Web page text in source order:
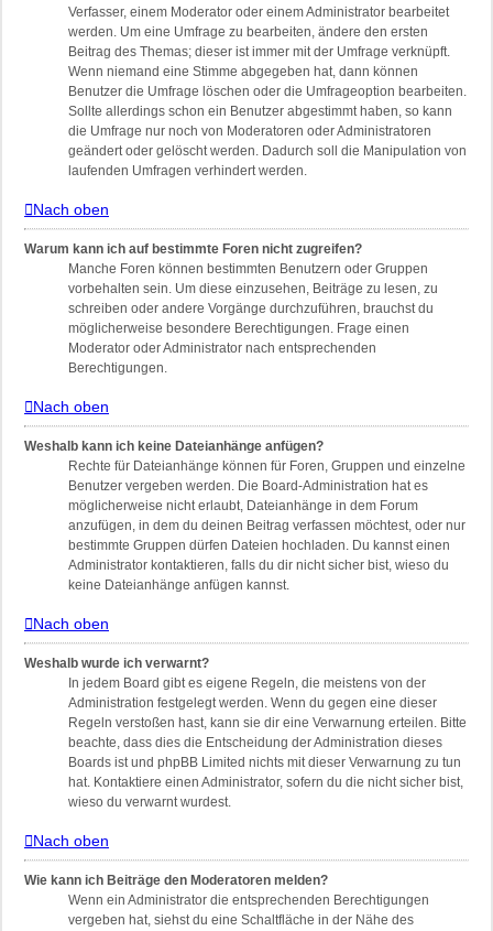
Verfasser, einem Moderator oder einem Administrator bearbeitet
werden. Um eine Umfrage zu bearbeiten, ändere den ersten
Beitrag des Themas; dieser ist immer mit der Umfrage verknüpft.
Wenn niemand eine Stimme abgegeben hat, dann können
Benutzer die Umfrage löschen oder die Umfrageoption bearbeiten.
Sollte allerdings schon ein Benutzer abgestimmt haben, so kann
die Umfrage nur noch von Moderatoren oder Administratoren
geändert oder gelöscht werden. Dadurch soll die Manipulation von
laufenden Umfragen verhindert werden.
Nach oben
Warum kann ich auf bestimmte Foren nicht zugreifen?
Manche Foren können bestimmten Benutzern oder Gruppen
vorbehalten sein. Um diese einzusehen, Beiträge zu lesen, zu
schreiben oder andere Vorgänge durchzuführen, brauchst du
möglicherweise besondere Berechtigungen. Frage einen
Moderator oder Administrator nach entsprechenden
Berechtigungen.
Nach oben
Weshalb kann ich keine Dateianhänge anfügen?
Rechte für Dateianhänge können für Foren, Gruppen und einzelne
Benutzer vergeben werden. Die Board-Administration hat es
möglicherweise nicht erlaubt, Dateianhänge in dem Forum
anzufügen, in dem du deinen Beitrag verfassen möchtest, oder nur
bestimmte Gruppen dürfen Dateien hochladen. Du kannst einen
Administrator kontaktieren, falls du dir nicht sicher bist, wieso du
keine Dateianhänge anfügen kannst.
Nach oben
Weshalb wurde ich verwarnt?
In jedem Board gibt es eigene Regeln, die meistens von der
Administration festgelegt werden. Wenn du gegen eine dieser
Regeln verstoßen hast, kann sie dir eine Verwarnung erteilen. Bitte
beachte, dass dies die Entscheidung der Administration dieses
Boards ist und phpBB Limited nichts mit dieser Verwarnung zu tun
hat. Kontaktiere einen Administrator, sofern du die nicht sicher bist,
wieso du verwarnt wurdest.
Nach oben
Wie kann ich Beiträge den Moderatoren melden?
Wenn ein Administrator die entsprechenden Berechtigungen
vergeben hat, siehst du eine Schaltfläche in der Nähe des